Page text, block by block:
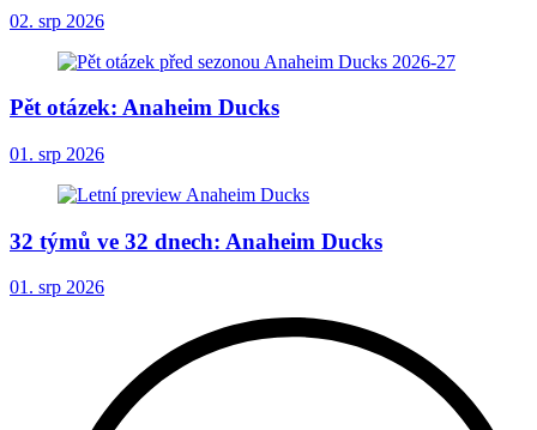
02. srp 2026
Pět otázek: Anaheim Ducks
01. srp 2026
32 týmů ve 32 dnech: Anaheim Ducks
01. srp 2026